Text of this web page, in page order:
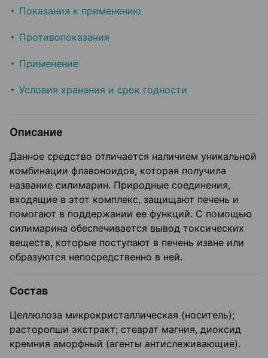
Показания к применению
Противопоказания
Применение
Условия хранения и срок годности
Описание
Данное средство отличается наличием уникальной
комбинации флавоноидов, которая получила
название силимарин. Природные соединения,
входящие в этот комплекс, защищают печень и
помогают в поддержании ее функций. С помощью
силимарина обеспечивается вывод токсических
веществ, которые поступают в печень извне или
образуются непосредственно в ней.
Состав
Целлюлоза микрокристаллическая (носитель);
расторопши экстракт; стеарат магния, диоксид
кремния аморфный (агенты антислеживающие).